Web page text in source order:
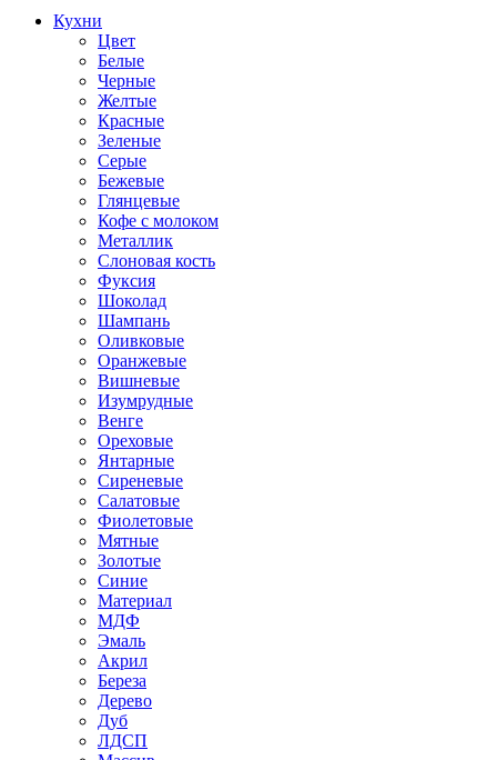
Кухни
Цвет
Белые
Черные
Желтые
Красные
Зеленые
Серые
Бежевые
Глянцевые
Кофе с молоком
Металлик
Слоновая кость
Фуксия
Шоколад
Шампань
Оливковые
Оранжевые
Вишневые
Изумрудные
Венге
Ореховые
Янтарные
Сиреневые
Салатовые
Фиолетовые
Мятные
Золотые
Синие
Материал
МДФ
Эмаль
Акрил
Береза
Дерево
Дуб
ЛДСП